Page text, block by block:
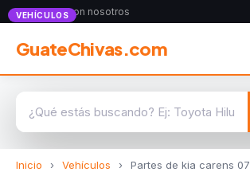
Anunciate con nosotros
GuateChivas.com
Inicio › Vehículos › Partes de kia carens 07
VEHÍCULOS